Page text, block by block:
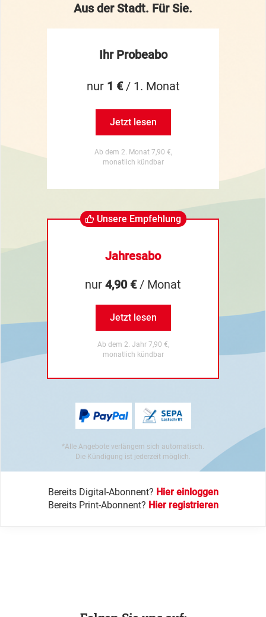
Aus der Stadt. Für Sie.
Ihr Probeabo
nur 1 €/ 1. Monat
Jetzt lesen
Ab dem 2. Monat 7,90 €,
monatlich kündbar
Unsere Empfehlung
Jahresabo
nur 4,90 €/ Monat
Jetzt lesen
Ab dem 2. Jahr 7,90 €,
monatlich kündbar
*Alle Angebote verlängern sich automatisch.
Die Kündigung ist jederzeit möglich.
Bereits Digital-Abonnent? Hier einloggen
Bereits Print-Abonnent? Hier registrieren